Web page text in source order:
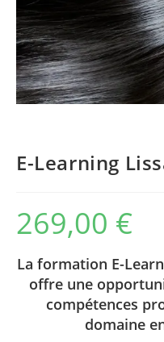
E-Learning
269,00 €
La formation E-
offre une
compétences
domaine